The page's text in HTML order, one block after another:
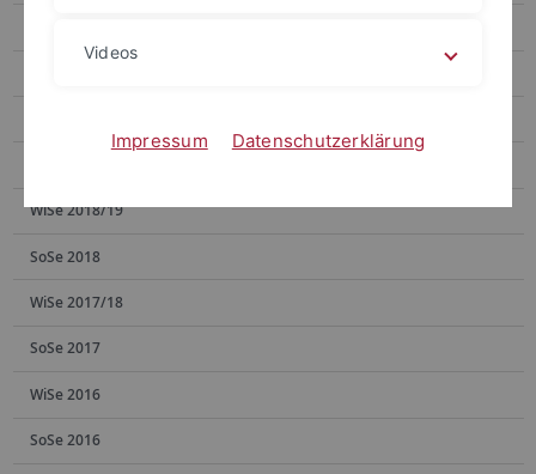
WiSe 2018/19
SoSe 2018
WiSe 2017/18
SoSe 2017
WiSe 2016
SoSe 2016
Videos
Impressum Datenschutzerklärung